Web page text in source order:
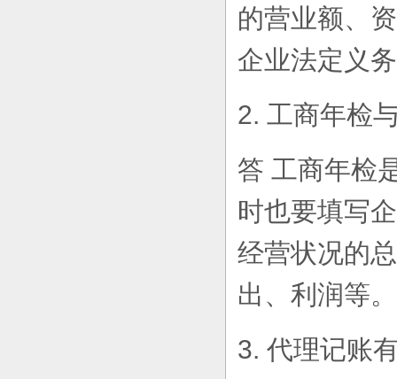
的营业额、
企业法定义
2. 工商年检
答 工商年检
时也要填写
经营状况的
出、利润等。
3. 代理记账